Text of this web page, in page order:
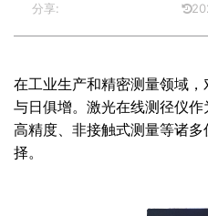
分享:
在工业生产和精密测量领域
与日俱增。激光在线测径仪
高精度、非接触式测量等诸
择。